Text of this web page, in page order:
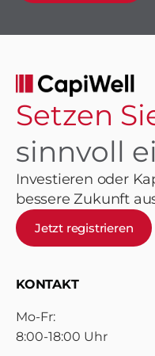
Setzen
sinnvoll
Investieren oder
bessere Zukunft
Jetzt registrieren
KONTAKT
Mo-Fr:
8:00-18:00 Uhr